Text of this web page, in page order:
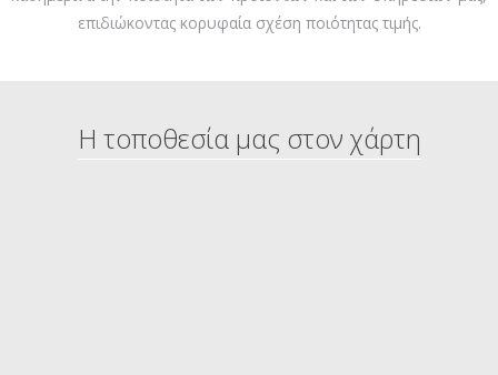
επιδιώκοντας κορυφαία σχέση ποιότητας τιμής.
Η τοποθεσία μας στον χάρτη